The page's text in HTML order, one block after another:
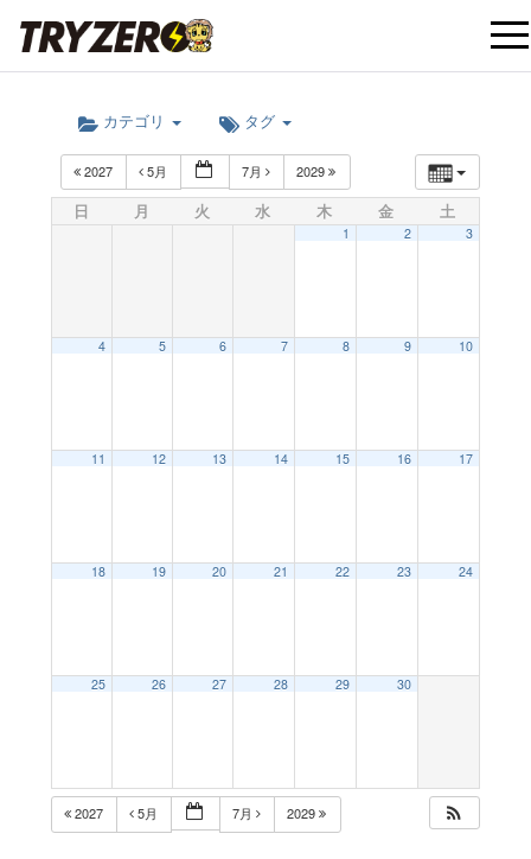
t
カテゴリ タグ
2027 5月 7月 2029
日 月 火 水 木 金 土
1 2 3
4 5 6 7 8 9 10
11 12 13 14 15 16 17
18 19 20 21 22 23 24
25 26 27 28 29 30
2027 5月 7月 2029
5:00 AM